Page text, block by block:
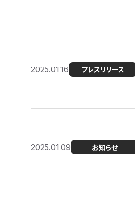
2025.01.16 プレスリリース
2025.01.09 お知らせ